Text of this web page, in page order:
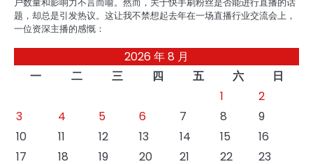
题，却总是引发热议。这让我不禁想起去年在一场直播行业交流会上，
一位资深主播的感慨：
2026 年 8 月
一
二 三 四 五 六
日
1
2
3
4 5 6 7 8
9
10
11 12 13 14 15
16
17
18 19 20 21 22
23